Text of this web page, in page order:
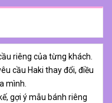
riêng của từng khách.
cầu Haki thay đổi, điều
mình.
gợi ý mẫu bánh riêng